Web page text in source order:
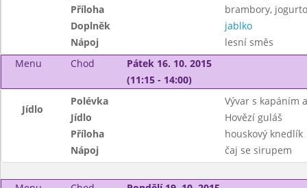
Příloha
brambory,
Doplněk
jablko
Nápoj
lesní směs
Menu
Chod
Pátek 16. 10. 2015
(11:15 - 14:00)
Jídlo
Polévka
Vývar s kapáním
Jídlo
Hovězí guláš
Příloha
houskový knedlík
Nápoj
čaj se sirupem